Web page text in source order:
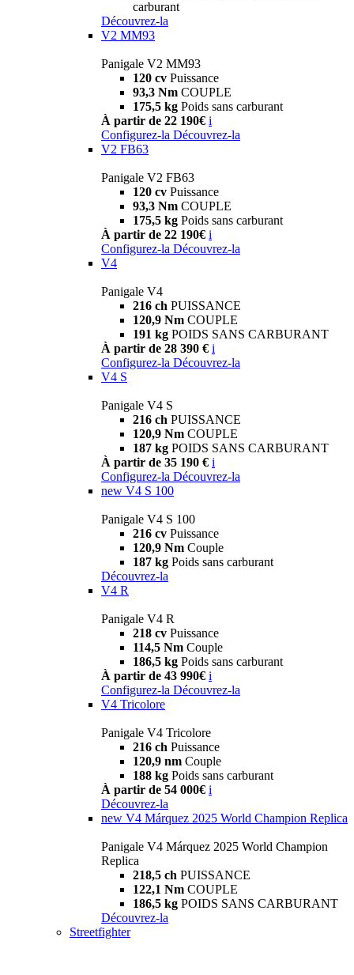
carburant
Découvrez-la
V2 MM93
Panigale V2 MM93
120 cv Puissance
93,3 Nm COUPLE
175,5 kg Poids sans carburant
À partir de 22 190€ i
Configurez-la Découvrez-la
V2 FB63
Panigale V2 FB63
120 cv Puissance
93,3 Nm COUPLE
175,5 kg Poids sans carburant
À partir de 22 190€ i
Configurez-la Découvrez-la
V4
Panigale V4
216 ch PUISSANCE
120,9 Nm COUPLE
191 kg POIDS SANS CARBURANT
À partir de 28 390 € i
Configurez-la Découvrez-la
V4 S
Panigale V4 S
216 ch PUISSANCE
120,9 Nm COUPLE
187 kg POIDS SANS CARBURANT
À partir de 35 190 € i
Configurez-la Découvrez-la
new V4 S 100
Panigale V4 S 100
216 cv Puissance
120,9 Nm Couple
187 kg Poids sans carburant
Découvrez-la
V4 R
Panigale V4 R
218 cv Puissance
114,5 Nm Couple
186,5 kg Poids sans carburant
À partir de 43 990€ i
Configurez-la Découvrez-la
V4 Tricolore
Panigale V4 Tricolore
216 ch Puissance
120,9 nm Couple
188 kg Poids sans carburant
À partir de 54 000€ i
Découvrez-la
new V4 Márquez 2025 World Champion Replica
Panigale V4 Márquez 2025 World Champion
Replica
218,5 ch PUISSANCE
122,1 Nm COUPLE
186,5 kg POIDS SANS CARBURANT
Découvrez-la
Streetfighter